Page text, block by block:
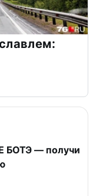
БОТЭ — получи